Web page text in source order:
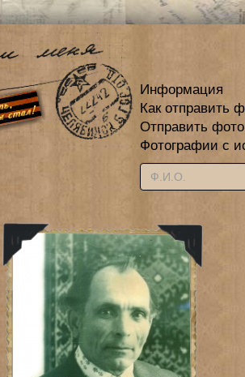
Информация
Как отправить
Отправить
Фотографии с